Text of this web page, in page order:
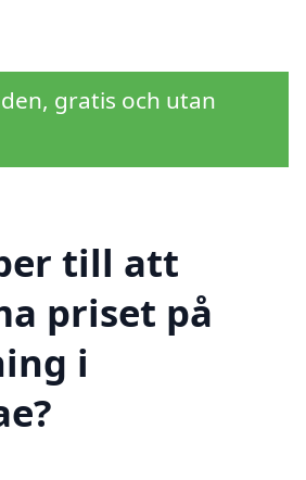
gratis och utan
till att
priset på
i